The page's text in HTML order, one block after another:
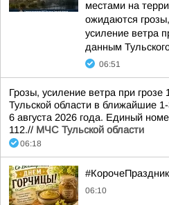
местами на
ожидаются
усиление ветра
данным
06:51
Грозы, усиление ветра при грозе
Тульской области в ближайшие
6 августа 2026 года. Единый
112.// МЧС Тульской области
06:18
06:10